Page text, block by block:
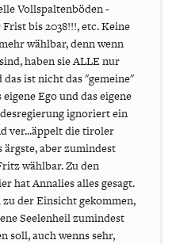
Vollspaltenböden -
bis 2038!!!, etc. Keine
wählbar, denn wenn
haben sie ALLE nur
das ist nicht das "gemeine"
Ego und das eigene
ignoriert ein
ver...äppelt die tiroler
ärgste, aber zumindest
wählbar. Zu den
hat Annalies alles gesagt.
zu der Einsicht gekommen,
Seelenheil zumindest
soll, auch wenns sehr,